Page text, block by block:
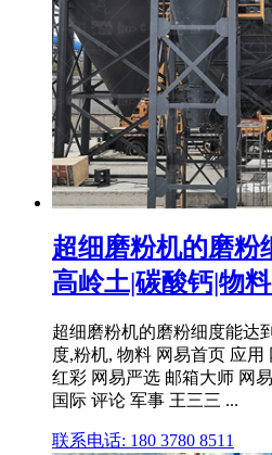
超细磨粉机的磨粉
高岭土|碳酸钙|物
超细磨粉机的磨粉细度能达
度,粉机, 物料 网易首页 应
红彩 网易严选 邮箱大师 网
国际 评论 军事 王三三 ...
联系电话: 180 3780 8511